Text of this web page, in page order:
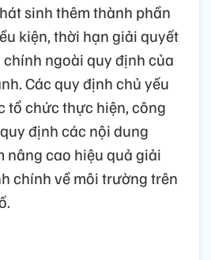
sinh thêm thành phần
kiện, thời hạn giải quyết
ngoài quy định của
Các quy định chủ yếu
tổ chức thực hiện, công
định các nội dung
nâng cao hiệu quả giải
chính về môi trường trên